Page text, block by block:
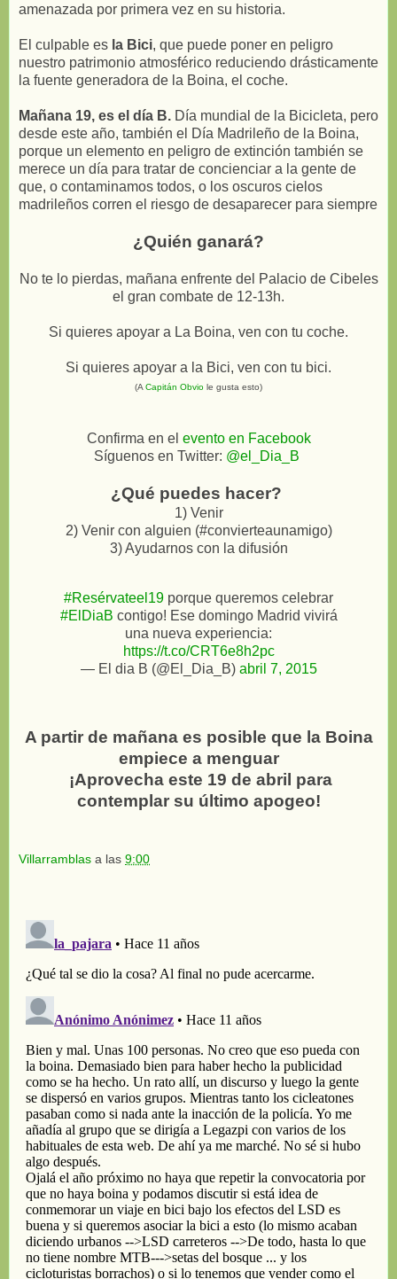
amenazada por primera vez en su historia.
El culpable es la Bici, que puede poner en peligro
nuestro patrimonio atmosférico reduciendo drásticamente
la fuente generadora de la Boina, el coche.
Mañana 19, es el día B. Día mundial de la Bicicleta, pero
desde este año, también el Día Madrileño de la Boina,
porque un elemento en peligro de extinción también se
merece un día para tratar de concienciar a la gente de
que, o contaminamos todos, o los oscuros cielos
madrileños corren el riesgo de desaparecer para siempre
¿Quién ganará?
No te lo pierdas, mañana enfrente del Palacio de Cibeles
el gran combate de 12-13h.
Si quieres apoyar a La Boina, ven con tu coche.
Si quieres apoyar a la Bici, ven con tu bici.
(A Capitán Obvio le gusta esto)
Confirma en el evento en Facebook
Síguenos en Twitter: @el_Dia_B
¿Qué puedes hacer?
1) Venir
2) Venir con alguien (#convierteaunamigo)
3) Ayudarnos con la difusión
#Resérvateel19 porque queremos celebrar
#ElDiaB contigo! Ese domingo Madrid vivirá
una nueva experiencia:
https://t.co/CRT6e8h2pc
— El dia B (@El_Dia_B) abril 7, 2015
A partir de mañana es posible que la Boina
empiece a menguar
¡Aprovecha este 19 de abril para
contemplar su último apogeo!
Villarramblas a las 9:00